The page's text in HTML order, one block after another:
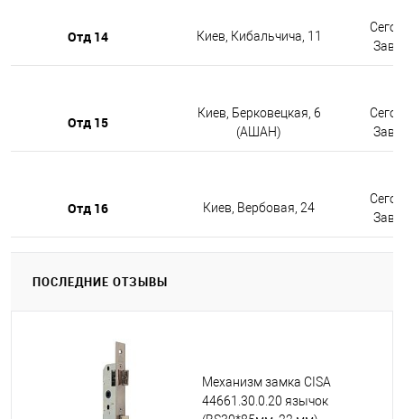
Отд 14 Киев, Кибальчича, 11
Отд 15
Киев, Берковецкая, 6
(АШАН)
Отд 16 Киев, Вербовая, 24
ПОСЛЕДНИЕ ОТЗЫВЫ
Механизм замка CISA
44661.30.0.20 язычок